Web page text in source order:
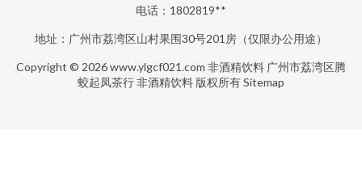
电话：1802819**
地址：广州市荔湾区山村果围30号201房（仅限办公用途）
Copyright © 2026www.ylgcf021.com 非酒精饮料 广州市荔湾区腾
蛟起凤茶行非酒精饮料 版权所有Sitemap